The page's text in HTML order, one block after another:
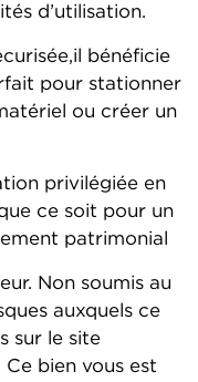
d’utilisation.
bénéficie
pour stationner
ou créer un
privilégiée en
ce soit pour un
patrimonial
Non soumis au
auxquels ce
sur le site
Ce bien vous est